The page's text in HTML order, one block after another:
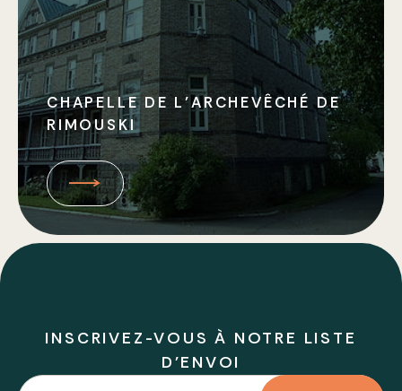
CHAPELLE DE L’ARCHEVÊCHÉ DE
RIMOUSKI
INSCRIVEZ-VOUS À NOTRE LISTE
D'ENVOI